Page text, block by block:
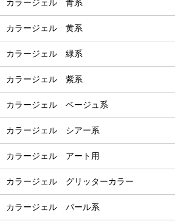
カラージェル 青系
カラージェル 黄系
カラージェル 緑系
カラージェル 紫系
カラージェル ベージュ系
カラージェル シアー系
カラージェル アート用
カラージェル グリッターカラー
カラージェル パール系